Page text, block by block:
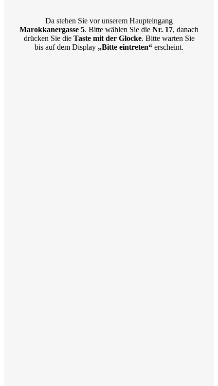
Da stehen Sie vor unserem Haupteingang
Marokkanergasse 5. Bitte wählen Sie die Nr. 17, danach
drücken Sie die Taste mit der Glocke. Bitte warten Sie
bis auf dem Display „Bitte eintreten“ erscheint.